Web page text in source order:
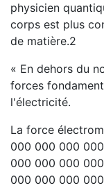
physicien
corps est plus
de matière.2
« En dehors du
forces
l'électricité.
La force
000 000 000
000 000 000
000 000 000